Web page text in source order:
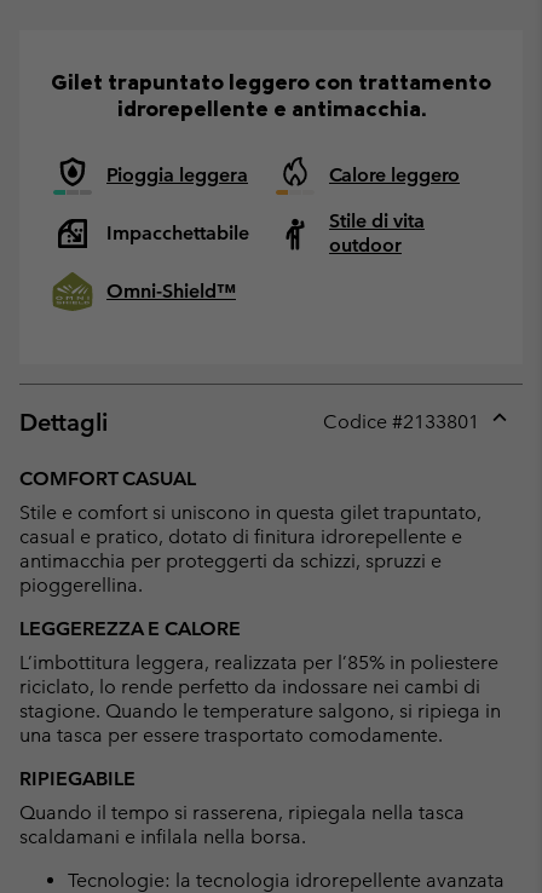
Gilet trapuntato leggero con trattamento
idrorepellente e antimacchia.
Pioggia leggera Calore leggero
Impacchettabile
Stile di vita
outdoor
Omni-Shield™
Dettagli Codice #2133801
COMFORT CASUAL
Stile e comfort si uniscono in questa gilet trapuntato,
casual e pratico, dotato di finitura idrorepellente e
antimacchia per proteggerti da schizzi, spruzzi e
pioggerellina.
LEGGEREZZA E CALORE
L’imbottitura leggera, realizzata per l’85% in poliestere
riciclato, lo rende perfetto da indossare nei cambi di
stagione. Quando le temperature salgono, si ripiega in
una tasca per essere trasportato comodamente.
RIPIEGABILE
Quando il tempo si rasserena, ripiegala nella tasca
scaldamani e infilala nella borsa.
Tecnologie: la tecnologia idrorepellente avanzata